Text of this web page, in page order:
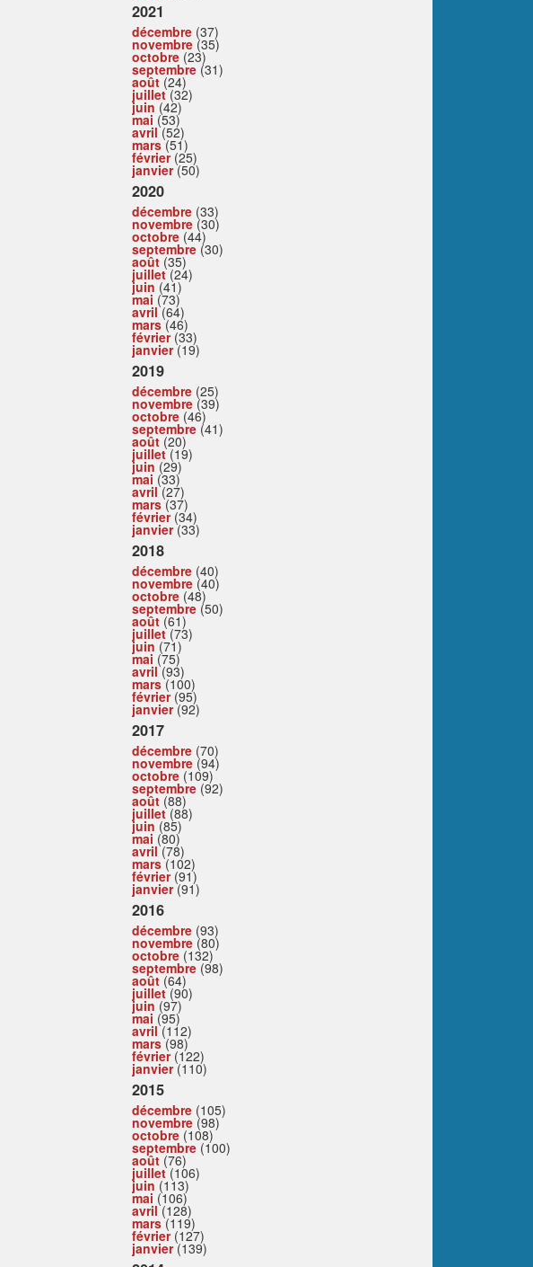
2021
décembre (37)
novembre (35)
octobre (23)
septembre (31)
août (24)
juillet(32)
juin (42)
mai (53)
avril(52)
mars(51)
février(25)
janvier(50)
2020
décembre (33)
novembre (30)
octobre (44)
septembre (30)
août (35)
juillet(24)
juin (41)
mai (73)
avril(64)
mars(46)
février(33)
janvier(19)
2019
décembre (25)
novembre (39)
octobre (46)
septembre (41)
août (20)
juillet(19)
juin (29)
mai (33)
avril(27)
mars(37)
février(34)
janvier(33)
2018
décembre (40)
novembre (40)
octobre (48)
septembre (50)
août (61)
juillet(73)
juin (71)
mai (75)
avril(93)
mars(100)
février(95)
janvier(92)
2017
décembre (70)
novembre (94)
octobre (109)
septembre (92)
août (88)
juillet(88)
juin (85)
mai (80)
avril(78)
mars(102)
février(91)
janvier(91)
2016
décembre (93)
novembre (80)
octobre (132)
septembre (98)
août (64)
juillet(90)
juin (97)
mai (95)
avril(112)
mars(98)
février(122)
janvier(110)
2015
décembre (105)
novembre (98)
octobre (108)
septembre (100)
août (76)
juillet(106)
juin (113)
mai (106)
avril(128)
mars(119)
février(127)
janvier(139)